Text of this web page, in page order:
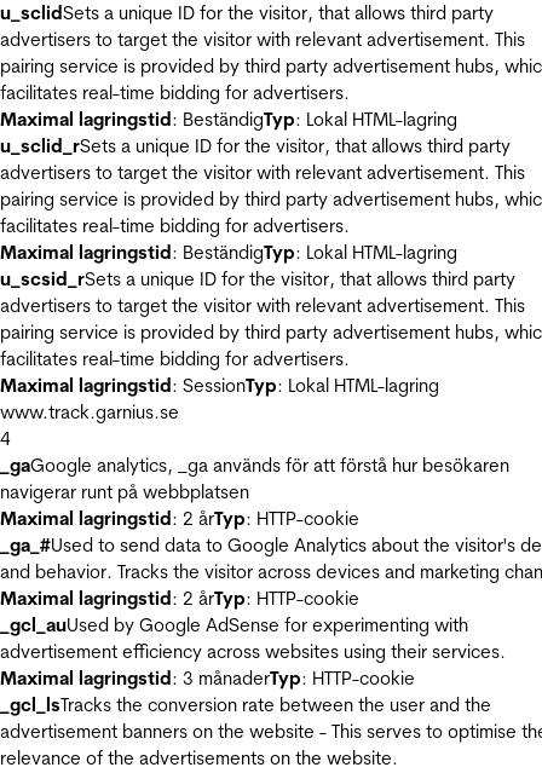
u_sclidSets a unique ID for the visitor, that allows third party
advertisers to target the visitor with relevant advertisement. This
pairing service is provided by third party advertisement hubs,
facilitates real-time bidding for advertisers.
Maximal lagringstid: BeständigTyp: Lokal HTML-lagring
u_sclid_rSets a unique ID for the visitor, that allows third party
advertisers to target the visitor with relevant advertisement. This
pairing service is provided by third party advertisement hubs,
facilitates real-time bidding for advertisers.
Maximal lagringstid: BeständigTyp: Lokal HTML-lagring
u_scsid_rSets a unique ID for the visitor, that allows third party
advertisers to target the visitor with relevant advertisement. This
pairing service is provided by third party advertisement hubs,
facilitates real-time bidding for advertisers.
Maximal lagringstid: SessionTyp: Lokal HTML-lagring
www.track.garnius.se
4
_gaGoogle analytics, _ga används för att förstå hur besökaren
navigerar runt på webbplatsen
Maximal lagringstid: 2 årTyp: HTTP-cookie
_ga_#Used to send data to Google Analytics about the visitor's
and behavior. Tracks the visitor across devices and marketing
Maximal lagringstid: 2 årTyp: HTTP-cookie
_gcl_auUsed by Google AdSense for experimenting with
advertisement efficiency across websites using their services.
Maximal lagringstid: 3 månaderTyp: HTTP-cookie
_gcl_lsTracks the conversion rate between the user and the
advertisement banners on the website - This serves to optimise
relevance of the advertisements on the website.